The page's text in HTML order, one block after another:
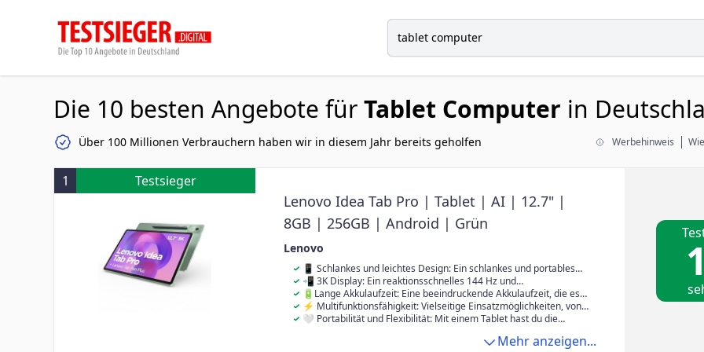
Die 10 besten Angebote fürTablet Computer in
Über 100 Millionen Verbrauchern haben wir in diesem Jahr bereits geholfen Werbehinweis
1 Testsieger
Lenovo Idea Tab Pro | Tablet | AI | 12.7" |
8GB | 256GB | Android | Grün
Lenovo
📱 Schlankes und leichtes Design: Ein schlankes und portables
Design, das bequem in einer Hand gehalten oder in einer Tasche
mitgeführt werden kann, um unterwegs einfach auf Informationen,
Unterhaltung und Produktivität zuzugreifen.
📲 3K Display: Ein reaktionsschnelles 144 Hz und
hochauflösendes Display inklusive Lenovo Tab Pen Plus, das eine
intuitive Bedienung und flüssige Navigation durch Apps, Webseiten
und Medien ermöglicht.
🔋Lange Akkulaufzeit: Eine beeindruckende Akkulaufzeit, die es
dir ermöglicht, das Tablet den ganzen Tag zu nutzen, ohne ständig
auf eine Stromquelle angewiesen zu sein.
⚡ Multifunktionsfähigkeit: Vielseitige Einsatzmöglichkeiten, von
der einfachen Internetnutzung und E-Mail-Kommunikation über das
von Produktivitäts-Apps für Notizen und Dokumente.
🤍 Portabilität und Flexibilität: Mit einem Tablet hast du die
lässt sich leicht von einem Ort zum anderen mitnehmen und bietet
Mehr anzeigen...